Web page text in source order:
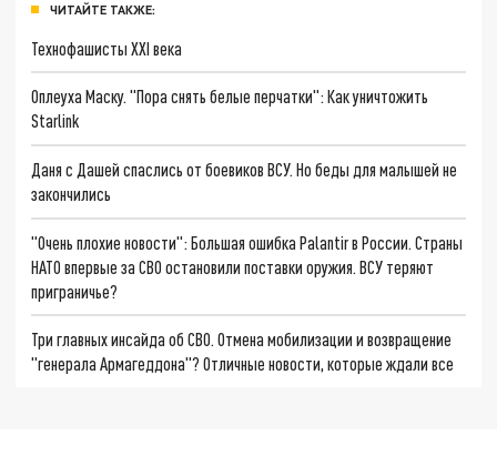
ЧИТАЙТЕ ТАКЖЕ:
Технофашисты XXI века
Оплеуха Маску. "Пора снять белые перчатки": Как уничтожить
Starlink
Даня с Дашей спаслись от боевиков ВСУ. Но беды для малышей не
закончились
"Очень плохие новости": Большая ошибка Palantir в России. Страны
НАТО впервые за СВО остановили поставки оружия. ВСУ теряют
приграничье?
Три главных инсайда об СВО. Отмена мобилизации и возвращение
"генерала Армагеддона"? Отличные новости, которые ждали все